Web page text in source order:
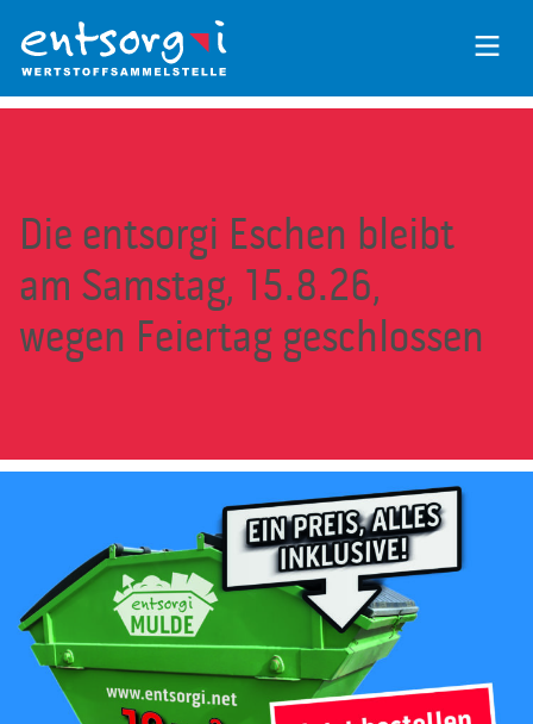
Inhalt
der
Seite
Die entsorgi Eschen bleibt
am Samstag, 15.8.26,
wegen Feiertag geschlossen